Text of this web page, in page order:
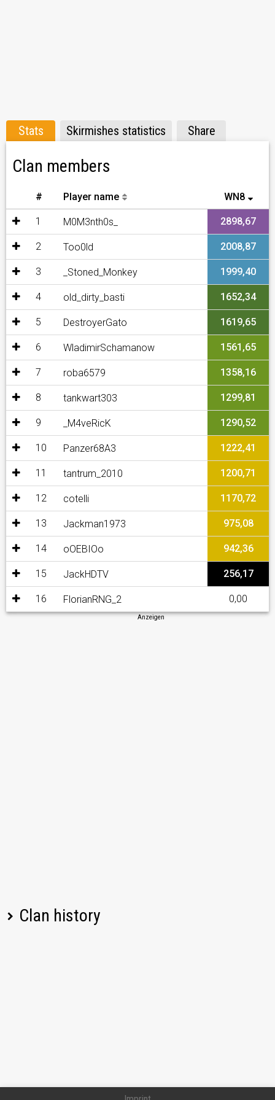
Stats Skirmishes statistics Share
Clan members
# Player name WN8
1 M0M3nth0s_ 2898,67
2 Too0ld 2008,87
3 _Stoned_Monkey 1999,40
4 old_dirty_basti 1652,34
5 DestroyerGato 1619,65
6 WladimirSchamanow 1561,65
7 roba6579 1358,16
8 tankwart303 1299,81
9 _M4veRicK 1290,52
10 Panzer68A3 1222,41
11 tantrum_2010 1200,71
12 cotelli 1170,72
13 Jackman1973 975,08
14 oOEBIOo 942,36
15 JackHDTV 256,17
16 FlorianRNG_2 0,00
Anzeigen
Clan history